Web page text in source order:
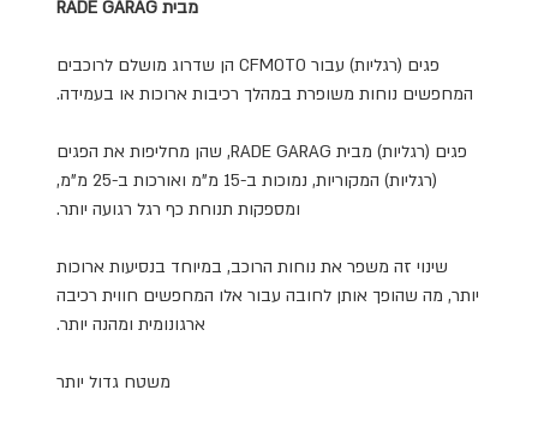
מבית RADE GARAG
פגים (רגליות) עבור CFMOTO הן שדרוג מושלם לרוכבים
המחפשים נוחות משופרת במהלך רכיבות ארוכות או בעמידה.
פגים (רגליות) מבית RADE GARAG, שהן מחליפות את הפגים
(רגליות) המקוריות, נמוכות ב-15 מ"מ ואורכות ב-25 מ"מ,
ומספקות תנוחת כף רגל רגועה יותר.
שינוי זה משפר את נוחות הרוכב, במיוחד בנסיעות ארוכות
יותר, מה שהופך אותן לחובה עבור אלו המחפשים חווית רכיבה
ארגונומית ומהנה יותר.
משטח גדול יותר